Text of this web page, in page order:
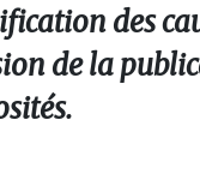
des
de la